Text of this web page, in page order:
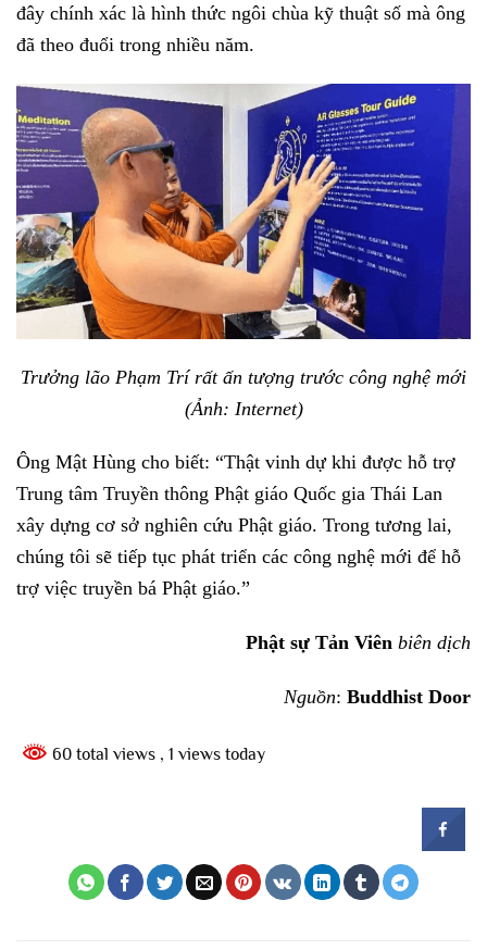
đây chính xác là hình thức ngôi chùa kỹ thuật số mà ông
đã theo đuổi trong nhiều năm.
Trưởng lão Phạm Trí rất ấn tượng trước công nghệ mới
(Ảnh: Internet)
Ông Mật Hùng cho biết: “Thật vinh dự khi được hỗ trợ
Trung tâm Truyền thông Phật giáo Quốc gia Thái Lan
xây dựng cơ sở nghiên cứu Phật giáo. Trong tương lai,
chúng tôi sẽ tiếp tục phát triển các công nghệ mới để hỗ
trợ việc truyền bá Phật giáo.”
Phật sự Tản Viên biên dịch
Nguồn: Buddhist Door
60 total views , 1 views today